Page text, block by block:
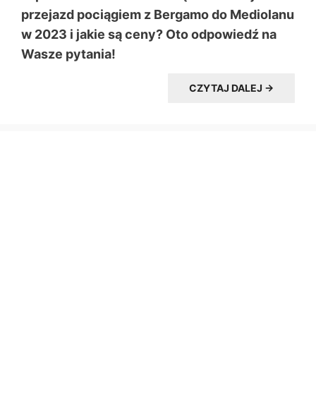
przejazd pociągiem z Bergamo do Mediolanu
w 2023 i jakie są ceny? Oto odpowiedź na
Wasze pytania!
CZYTAJ DALEJ →